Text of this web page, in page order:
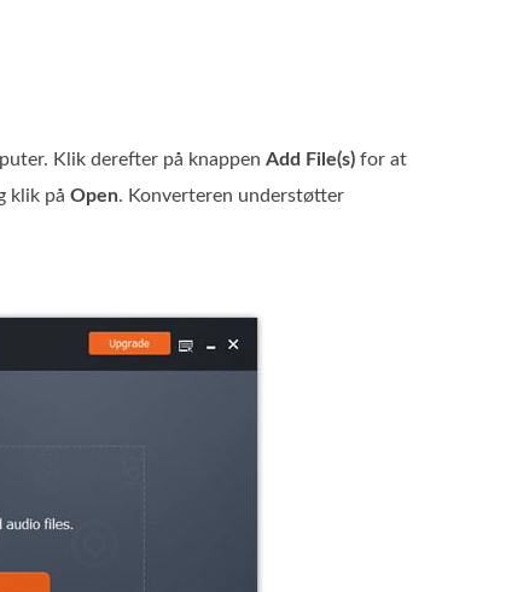
Klik derefter på knappen Add File(s) for at
klik på Open. Konverteren understøtter